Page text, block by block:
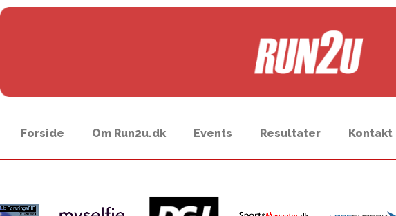
Forside Om Run2u.dk Events Resultater Kontakt